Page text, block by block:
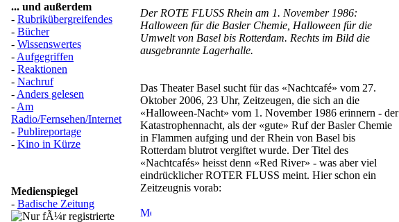
... und außerdem
- Rubrikübergreifendes
- Bücher
- Wissenswertes
- Aufgegriffen
- Reaktionen
- Nachruf
- Anders gelesen
- Am
Radio/Fernsehen/Internet
- Publireportage
- Kino in Kürze
Medienspiegel
- Badische Zeitung
Der ROTE FLUSS Rhein am 1. November 1986:
Halloween für die Basler Chemie, Halloween für die
Umwelt von Basel bis Rotterdam. Rechts im Bild die
ausgebrannte Lagerhalle.
Das Theater Basel sucht für das «Nachtcafé» vom 27.
Oktober 2006, 23 Uhr, Zeitzeugen, die sich an die
«Halloween-Nacht» vom 1. November 1986 erinnern - der
Katastrophennacht, als der «gute» Ruf der Basler Chemie
in Flammen aufging und der Rhein von Basel bis
Rotterdam blutrot vergiftet wurde. Der Titel des
«Nachtcafés» heisst denn «Red River» - was aber viel
eindrücklicher ROTER FLUSS meint. Hier schon ein
Zeitzeugnis vorab: